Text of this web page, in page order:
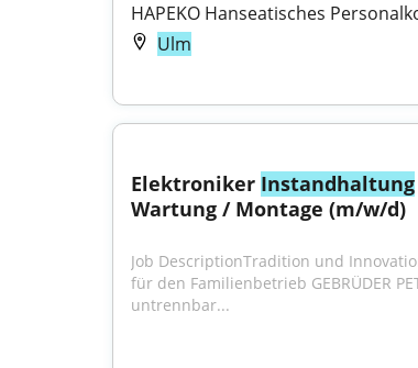
HAPEKO Hanseatisches
Ulm
Elektroniker Instandhaltung
Wartung / Montage (m/w/d)
Job DescriptionTradition und
für den Familienbetrieb GEBRÜDER
untrennbar...